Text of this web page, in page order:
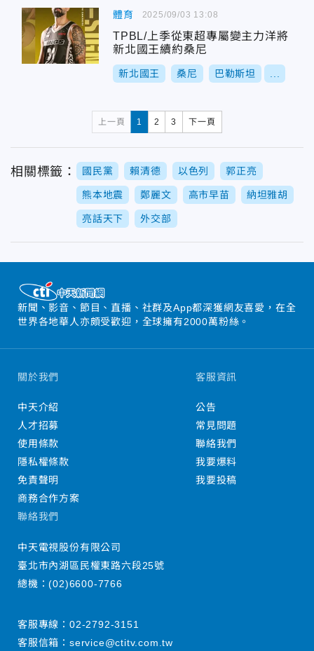
體育
TPBL/上季從東超專屬變主力洋將
新北國王續約桑尼
新北國王 桑尼 巴勒斯坦
2025/09/03 13:08
上一頁 1 2 3 下一頁
相關標籤： 國民黨 賴清德 以色列 郭正亮
熊本地震 鄭麗文 高市早苗 納坦雅胡
亮話天下 外交部
新聞、影音、節目、直播、社群及App都深獲網友喜愛，在全
世界各地華人亦頗受歡迎，全球擁有2000萬粉絲。
關於我們
中天介紹
人才招募
使用條款
隱私權條款
免責聲明
商務合作方案
客服資訊
公告
常見問題
聯絡我們
我要爆料
我要投稿
聯絡我們
中天電視股份有限公司
臺北市內湖區民權東路六段25號
總機：(02)6600-7766
客服專線： 02-2792-3151
客服信箱： service@ctitv.com.tw